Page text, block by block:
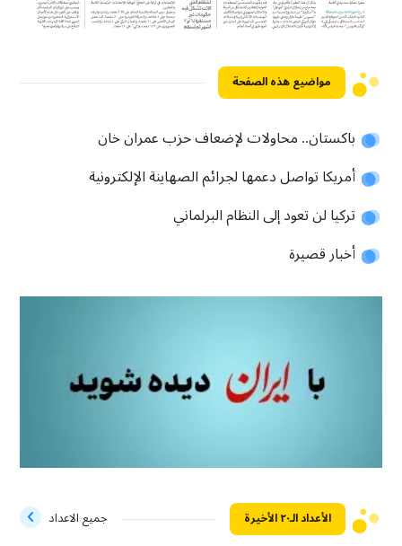
مواضيع هذه الصفحة
باكستان.. محاولات لإضعاف حزب عمران خان
أمريكا تواصل دعمها لجرائم الصهاينة الإلكترونية
تركيا لن تعود إلى النظام البرلماني
أخبار قصيرة
الأعداد الـ۲۰ الأخيرة جميع الاعداد